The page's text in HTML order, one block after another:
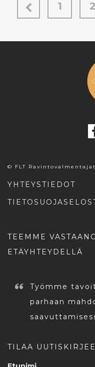
1 2
© FLT
YHTEYSTIEDOT
TEEMME
ETÄYHTEYDELLÄ
Työmme
parhaan
TILAA